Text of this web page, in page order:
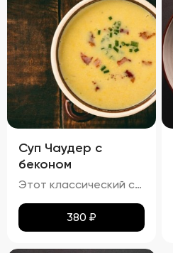
Суп Чаудер с
беконом
Этот классический суп характеризуется гармонией насыщенных вкусов и разнообразия текстур. Бульон обладает плотной кремообразной структурой благодаря использованию сливочного масла, что усиливает мясной аромат. В нём гармонично сочетаются мягкие кусочки говядины, овощи, такие как морковь и лук, и макароны, сохраняющие свою текстуру мягкой и эластичной, но не превращаясь в кашу. Поверхность украшена каплями зелёного масла и мелкой петрушкой, добавляющей супу яркие зелёные акценты и свежие травяные ноты.
380 ₽